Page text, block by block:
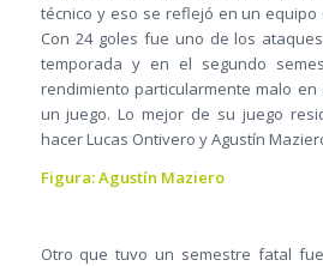
técnico y eso se reflejó en un equipo
Con 24 goles fue uno de los
temporada y en el segundo
rendimiento particularmente malo
un juego. Lo mejor de su juego
hacer Lucas Ontivero y Agustín
Figura: Agustín Maziero
Otro que tuvo un semestre fatal